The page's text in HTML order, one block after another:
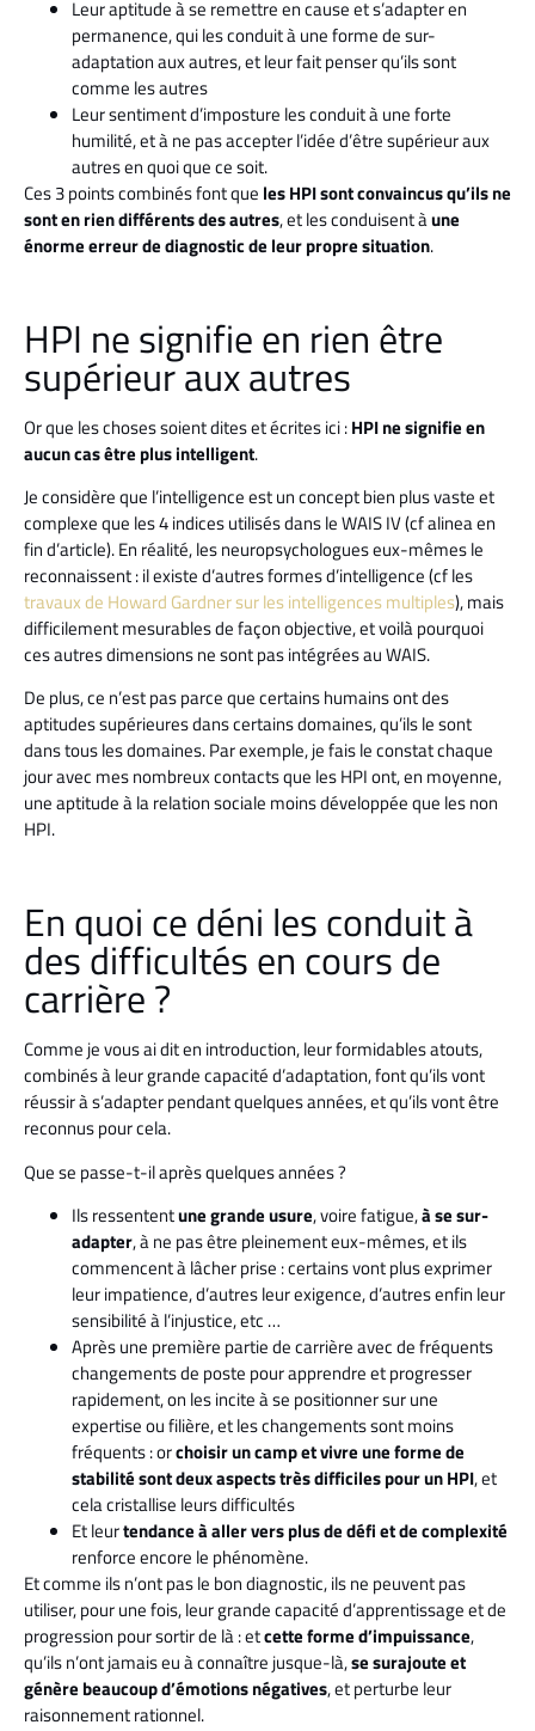
Leur aptitude à se remettre en cause et s’adapter en
permanence, qui les conduit à une forme de sur-
adaptation aux autres, et leur fait penser qu’ils sont
comme les autres
Leur sentiment d’imposture les conduit à une forte
humilité, et à ne pas accepter l’idée d’être supérieur aux
autres en quoi que ce soit.
Ces 3 points combinés font que les HPI sont convaincus qu’ils ne
sont en rien différents des autres, et les conduisent àune
énorme erreur de diagnostic de leur propre situation.
HPI ne signifie en rien être
supérieur aux autres
Or que les choses soient dites et écrites ici :HPI ne signifie en
aucun cas être plus intelligent.
Je considère que l’intelligence est un concept bien plus vaste et
complexe que les 4 indices utilisés dans le WAIS IV (cf alinea en
fin d’article). En réalité, les neuropsychologues eux-mêmes le
reconnaissent : il existe d’autres formes d’intelligence (cf les
travaux de Howard Gardner sur les intelligences multiples), mais
difficilement mesurables de façon objective, et voilà pourquoi
ces autres dimensions ne sont pas intégrées au WAIS.
De plus, ce n’est pas parce que certains humains ont des
aptitudes supérieures dans certains domaines, qu’ils le sont
dans tous les domaines. Par exemple, je fais le constat chaque
jour avec mes nombreux contacts que les HPI ont, en moyenne,
une aptitude à la relation sociale moins développée que les non
HPI.
En quoi ce déni les conduit à
des difficultés en cours de
carrière ?
Comme je vous ai dit en introduction, leur formidables atouts,
combinés à leur grande capacité d’adaptation, font qu’ils vont
réussir à s’adapter pendant quelques années, et qu’ils vont être
reconnus pour cela.
Que se passe-t-il après quelques années ?
Ils ressententune grande usure, voire fatigue,à se sur-
adapter, à ne pas être pleinement eux-mêmes, et ils
commencent à lâcher prise : certains vont plus exprimer
leur impatience, d’autres leur exigence, d’autres enfin leur
sensibilité à l’injustice, etc …
Après une première partie de carrière avec de fréquents
changements de poste pour apprendre et progresser
rapidement, on les incite à se positionner sur une
expertise ou filière, et les changements sont moins
fréquents : orchoisir un camp et vivre une forme de
stabilité sont deux aspects très difficiles pour un HPI, et
cela cristallise leurs difficultés
Et leurtendance à aller vers plus de défi et de complexité
renforce encore le phénomène.
Et comme ils n’ont pas le bon diagnostic, ils ne peuvent pas
utiliser, pour une fois, leur grande capacité d’apprentissage et de
progression pour sortir de là : etcette forme d’impuissance,
qu’ils n’ont jamais eu à connaître jusque-là,se surajoute et
génère beaucoup d’émotions négatives, et perturbe leur
raisonnement rationnel.